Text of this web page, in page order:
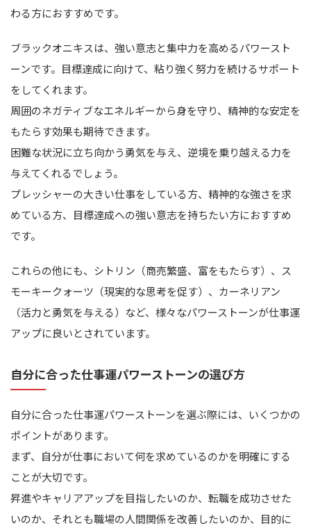
わる方におすすめです。
ブラックオニキスは、強い意志と集中力を高めるパワースト
ーンです。目標達成に向けて、粘り強く努力を続けるサポート
をしてくれます。
周囲のネガティブなエネルギーから身を守り、精神的な安定を
もたらす効果も期待できます。
困難な状況に立ち向かう勇気を与え、逆境を乗り越える力を
与えてくれるでしょう。
プレッシャーの大きい仕事をしている方、精神的な強さを求
めている方、目標達成への強い意志を持ちたい方におすすめ
です。
これらの他にも、シトリン（商売繁盛、富をもたらす）、ス
モーキークォーツ（現実的な思考を促す）、カーネリアン
（活力と勇気を与える）など、様々なパワーストーンが仕事運
アップに良いとされています。
自分に合った仕事運パワーストーンの選び方
自分に合った仕事運パワーストーンを選ぶ際には、いくつかの
ポイントがあります。
まず、自分が仕事において何を求めているのかを明確にする
ことが大切です。
昇進やキャリアアップを目指したいのか、転職を成功させた
いのか、それとも職場の人間関係を改善したいのか、目的に